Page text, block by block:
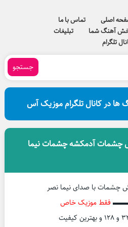
اصلی
تماس با ما
آهنگ شما
تبلیغات
تلگرام
جستجو
ها در کانال تلگرام موزیک آس
چشمات آدمکشه چشمات نیما
چشمات با صدای نیما نصر
فقط موزیک خاص